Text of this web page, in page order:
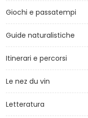
Giochi e passatempi
Guide naturalistiche
Itinerari e percorsi
Le nez du vin
Letteratura